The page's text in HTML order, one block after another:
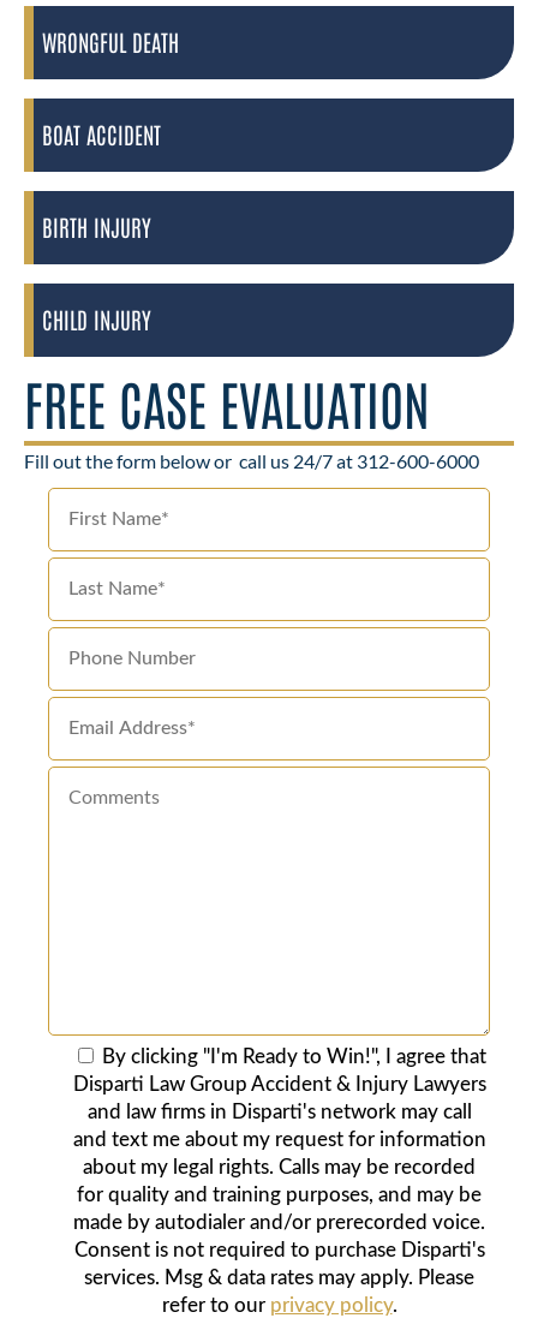
WRONGFUL DEATH
BOAT ACCIDENT
BIRTH INJURY
CHILD INJURY
FREE CASE EVALUATION
Fill out the form below or call us 24/7 at 312-600-6000
By clicking "I'm Ready to Win!", I agree that
Disparti Law Group Accident & Injury Lawyers
and law firms in Disparti's network may call
and text me about my request for information
about my legal rights. Calls may be recorded
for quality and training purposes, and may be
made by autodialer and/or prerecorded voice.
Consent is not required to purchase Disparti's
services. Msg & data rates may apply. Please
refer to our privacy policy.